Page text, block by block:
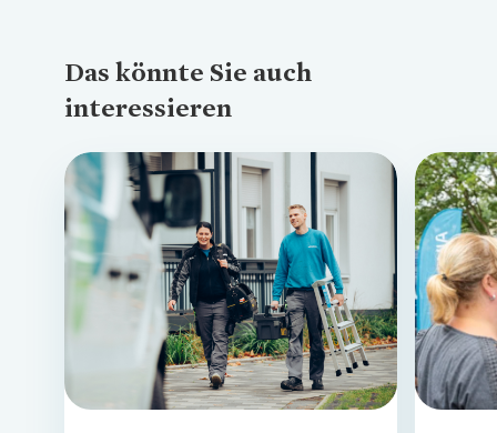
Das könnte Sie auch
interessieren
Loading...